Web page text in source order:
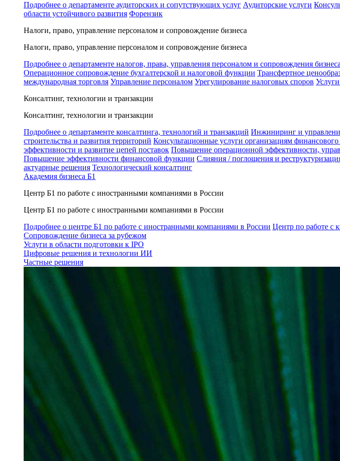
Подробнее о департаменте аудиторских и сопутствующих услуг Аудиторские услуги
области устойчивого развития Форензик
Налоги, право, управление персоналом и сопровождение бизнеса
Налоги, право, управление персоналом и сопровождение бизнеса
Подробнее о департаменте налогов, права, управления персоналом и сопровождения бизнеса
Операционное сопровождение бухгалтерской и налоговой функции Трансфертное
международная торговля Управление персоналом Урегулирование налоговых споров
Консалтинг, технологии и транзакции
Консалтинг, технологии и транзакции
Подробнее о департаменте консалтинга, технологий и транзакций Инжиниринг и
строительства и развития территорий Консультационные услуги организациям финансового
эффективности и развитие цепей поставок Повышение операционной эффективности,
Повышение эффективности финансовой функции Слияния / поглощения и
актуарные решения Технологический консалтинг
Академия бизнеса Б1
Центр Б1 по работе с иностранными компаниями в России
Центр Б1 по работе с иностранными компаниями в России
Подробнее о центре Б1 по работе с иностранными компаниями в России Центр по работе с
Сопровождение бизнеса за рубежом
Услуги в области подготовки к IPO
Цифровые решения и технологии ИИ
Частные решения